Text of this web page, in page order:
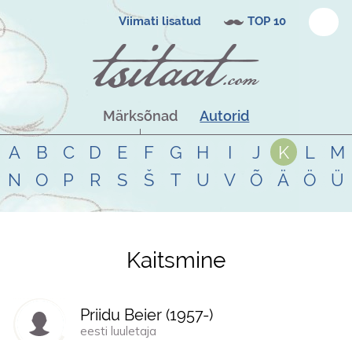
Viimati lisatud TOP 10
Märksõnad Autorid
A B C D E F G H I J K L
M
N
O P R S Š T U V Õ Ä Ö Ü
Tsitaadid teemalkaitsmine
Kaitsmine
Priidu Beier (1957-)
eesti luuletaja